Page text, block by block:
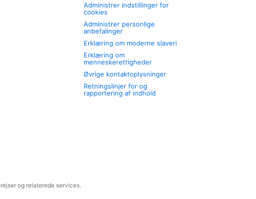
Administrer indstillinger for
cookies
Administrer personlige
anbefalinger
Erklæring om moderne slaveri
Erklæring om
menneskerettigheder
Øvrige kontaktoplysninger
Retningslinjer for og
rapportering af indhold
og relaterede services.